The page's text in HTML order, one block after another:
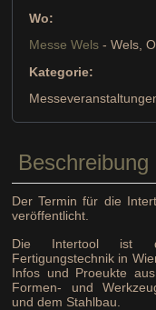
Wo:
Messe Wels- Wels,
Kategorie:
Beschreibung
Der Termin für die
veröffentlicht.
Die Intertool ist
Fertigungstechnik in
Infos und Proeukte
Formen- und
und dem Stahlbau.